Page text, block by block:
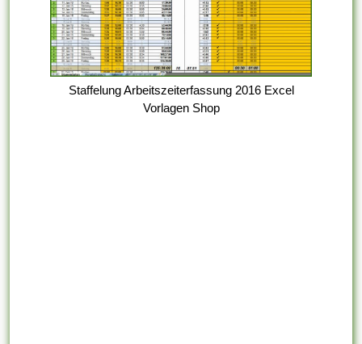
Staffelung Arbeitszeiterfassung 2016 Excel
Vorlagen Shop